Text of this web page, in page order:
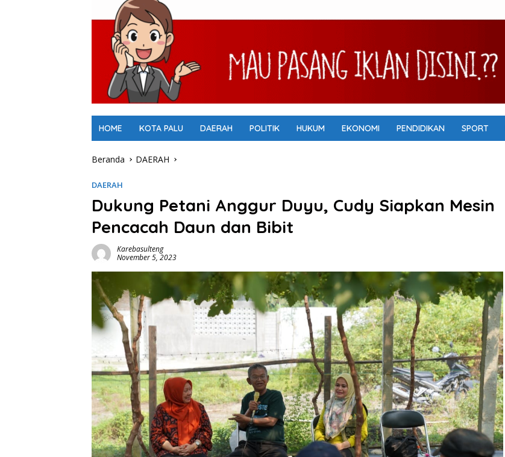
HOME KOTA PALU DAERAH POLITIK HUKUM EKONOMI PENDIDIKAN SPORT
Beranda DAERAH
DAERAH
Dukung Petani Anggur Duyu, Cudy Siapkan Mesin
Pencacah Daun dan Bibit
Karebasulteng
November 5, 2023